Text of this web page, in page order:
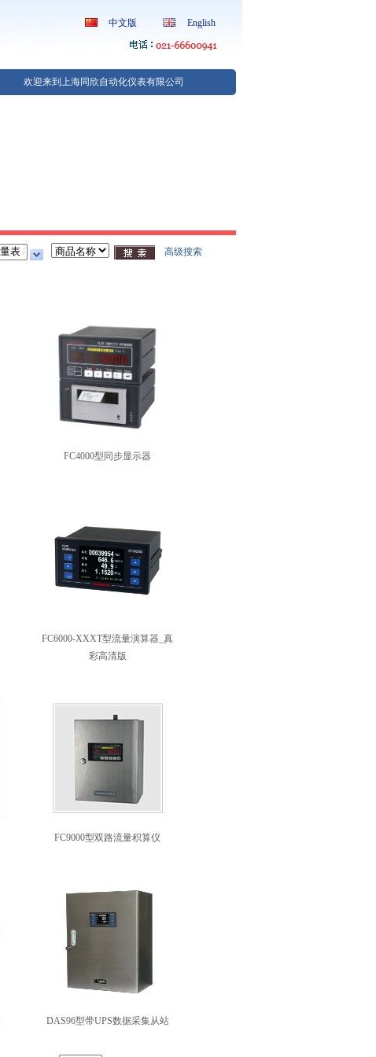
中文版 English
欢迎来到上海同欣自动化仪表有限公司
高级搜索
FC4000型同步显示器
FC6000-XXXT型流量演算器_真
彩高清版
FC9000型双路流量积算仪
DAS96型带UPS数据采集从站